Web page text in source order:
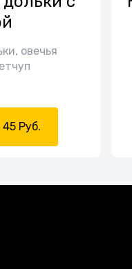
овечья
Руб.